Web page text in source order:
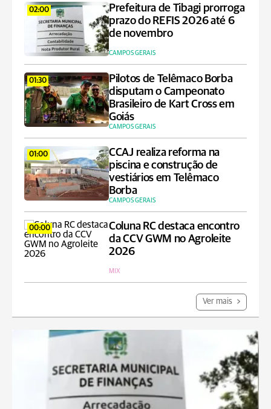
02:00
Prefeitura de Tibagi prorroga
prazo do REFIS 2026 até 6
de novembro
CAMPOS GERAIS
01:30
Pilotos de Telêmaco Borba
disputam o Campeonato
Brasileiro de Kart Cross em
Goiás
CAMPOS GERAIS
01:00
CCAJ realiza reforma na
piscina e construção de
vestiários em Telêmaco
Borba
CAMPOS GERAIS
00:00
Coluna RC destaca encontro
da CCV GWM no Agroleite
2026
MIX
Ver mais